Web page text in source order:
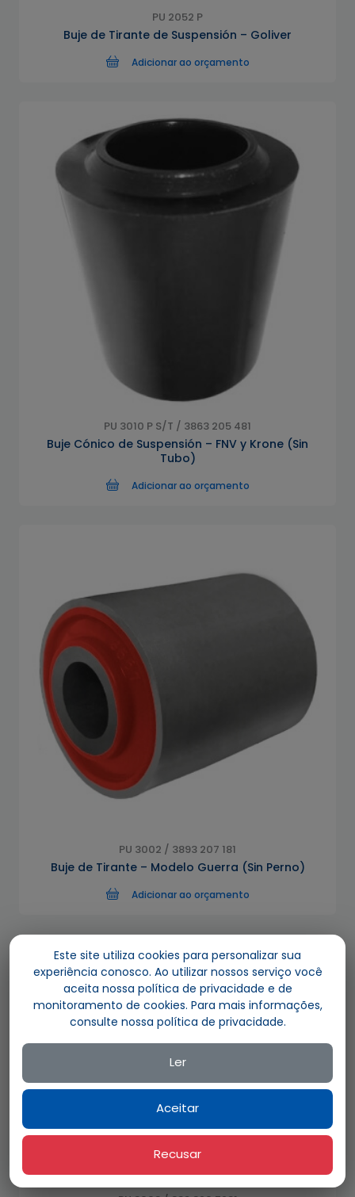
PU 2052 P
Buje de Tirante de Suspensión – Goliver
Adicionar ao orçamento
PU 3010 P S/T / 3863 205 481
Buje Cónico de Suspensión – FNV y Krone (Sin
Tubo)
Adicionar ao orçamento
PU 3002 / 3893 207 181
Buje de Tirante – Modelo Guerra (Sin Perno)
Adicionar ao orçamento
Este site utiliza cookies para personalizar sua
experiência conosco. Ao utilizar nossos serviço você
aceita nossa política de privacidade e de
monitoramento de cookies. Para mais informações,
consulte nossa política de privacidade.
Ler
Aceitar
Recusar